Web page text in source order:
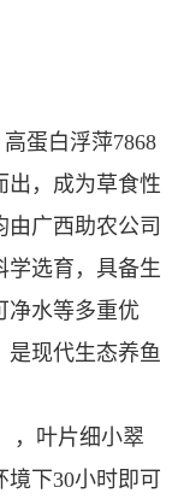
蛋白浮萍7868
出，成为草食性
由广西助农公司
学选育，具备生
净水等多重优
是现代生态养鱼
，叶片细小翠
下30小时即可